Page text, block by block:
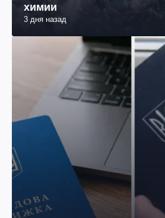
химии
3 дня назад